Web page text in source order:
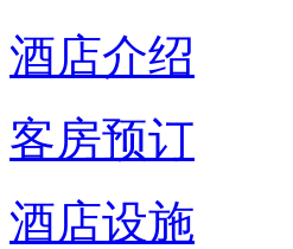
酒店介绍
客房预订
酒店设施